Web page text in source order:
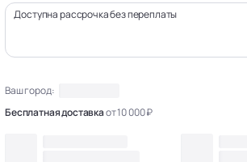
Доступна рассрочка без переплаты
Ваш город:
Бесплатная доставкаот 10 000 ₽